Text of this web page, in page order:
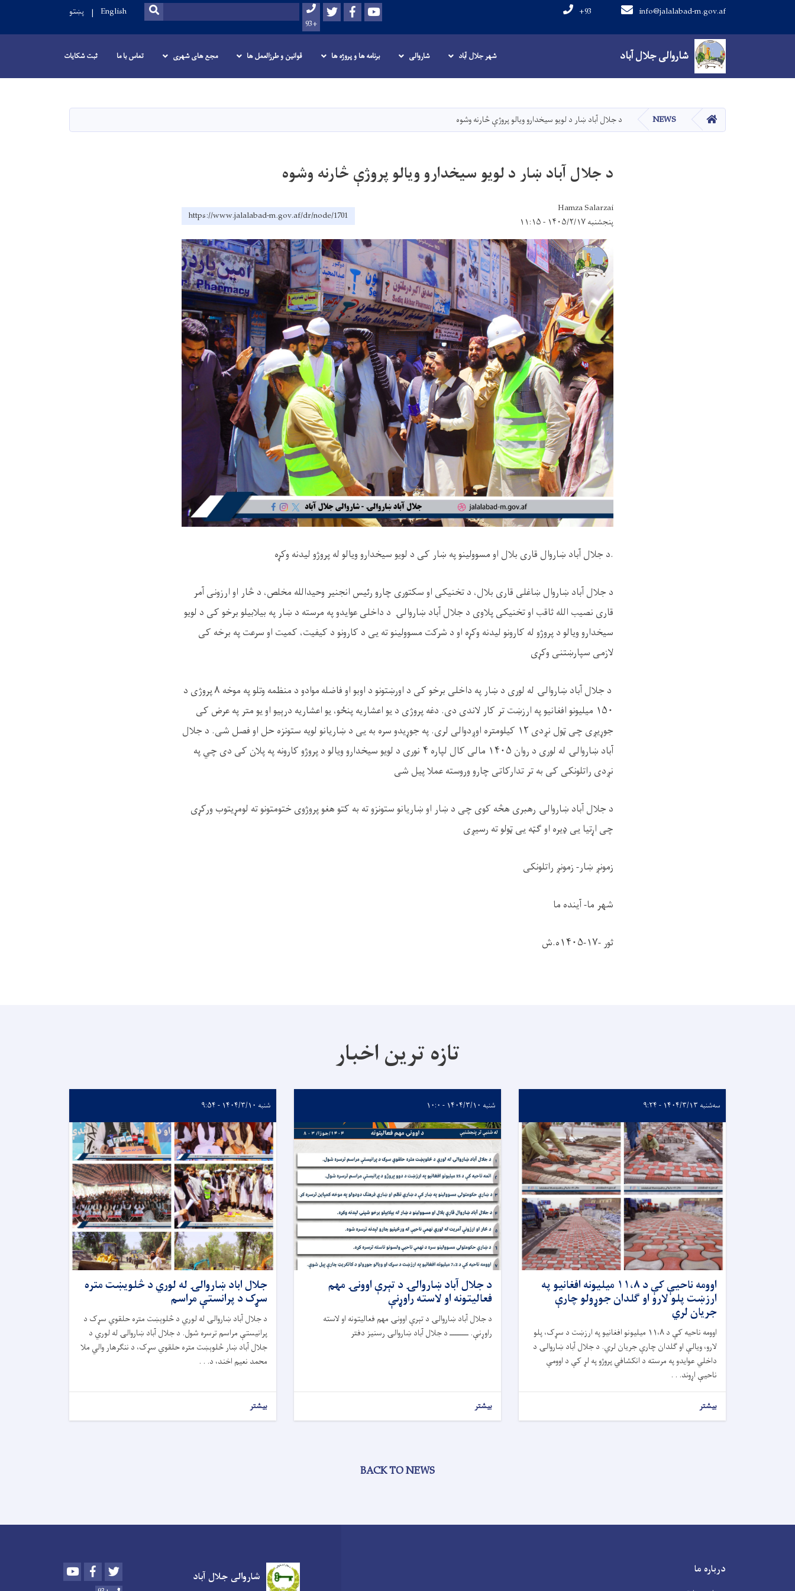
content
شاروالی جلال آباد
info@jalalabad-m.gov.af
+93
Youtube
Facebook
Twitter
+93
Search
SEARCH
English پښتو
Main navigation
شاروالی جلال آباد شهر جلال آباد شاروالی برنامه ها و پروژه ها قوانین و طرزالعمل ها مجع های شهری تماس با ما ثبت شکایات
صفحه اصلیNEWS د جلال آباد ښار د لویو سیخدارو ویالو پروژې څارنه وشوه
د جلال آباد ښار د لویو سیخدارو ویالو پروژې څارنه وشوه
Hamza Salarzai
پنجشنبه ۱۴۰۵/۲/۱۷ - ۱۱:۱۵
https://www.jalalabad-m.gov.af/dr/node/1701
.د جلال آباد ښاروال قاری بلال او مسوولینو په ښار کی د لویو سیخدارو ویالو له پروژو لیدنه وکړه
د جلال آباد ښاروال ښاغلی قاری بلال، د تخنیکی او سکتوری چارو رئیس انجنیر وحیدالله مخلص، د څار او ارزونی آمر
قاری نصیب الله ثاقب او تخنیکی پلاوی د جلال آباد ښاروالۍ د داخلی عوایدو په مرسته د ښار په بیلابیلو برخو کی د لویو
سیخدارو ویالو د پروژو له کارونو لیدنه وکړه او د شرکت مسوولینو ته یی د کارونو د کیفیت، کمیت او سرعت په برخه کی
لازمی سپارښتنی وکړی
د جلال آباد ښاروالۍ له لوری د ښار په داخلی برخو کی د اورښتونو د اوبو او فاضله موادو د منظمه وتلو په موخه ۸ پروژی د
۱۵۰ میلیونو افغانیو په ارزښت تر کار لاندی دی. دغه پروژی د یو اعشاریه پنځو، یو اعشاریه درېیو او یو متر په عرض کی
جوړیږی چی ټول نږدی ۱۲ کیلومتره اوږدوالی لری. په جوړیدو سره به یی د ښاریانو لویه ستونزه حل او فصل شی. د جلال
آباد ښاروالۍ له لوری د روان ۱۴۰۵ مالی کال لپاره ۴ نوری د لویو سیخدارو ویالو د پروژو کارونه په پلان کی دی چي په
نږدی راتلونکی کی به تر تدارکاتی چارو وروسته عملا پیل شی
د جلال آباد ښاروالۍ رهبری هڅه کوی چی د ښار او ښاریانو ستونزو ته به کتو هغو پروژوی ختومتونو ته لومړیتوب ورکړی
چی اړتیا یی ډیره او ګټه یی ټولو ته رسیږی
زمونږ ښار- زمونږ راتلونکی
شهر ما- آینده ما
ثور -۱۷-۱۴۰۵ه.ش
تازه ترین اخبار
سه‌شنبه ۱۴۰۴/۳/۱۳ - ۹:۲۴
اوومه ناحیې کې د ١١،٨ ميليونه افغانيو په
ارزښت پلو لارو او ګلدان جوړولو چارې
جریان لري
اوومه ناحیه کې د ۱۱،۸ میلیونو افغانیو په ارزښت د سړک، پلو
لارو، ویالې او ګلدان چارې جریان لري. د جلال آباد ښاروالۍ د
داخلي عوایدو په مرسته د انکشافي پروژو په لړ کې د اوومې
ناحیې اړوند. . .
بیشتر
شنبه ۱۴۰۴/۳/۱۰ - ۱۰:۰
د جلال آباد ښاروالۍ د تېرې اوونۍ مهم
فعالیتونه او لاسته راوړنې
د جلال آباد ښاروالۍ د تېرې اوونۍ مهم فعالیتونه او لاسته
راوړنې. ــــــــ د جلال آباد ښاروالۍ رسنیز دفتر
بیشتر
شنبه ۱۴۰۴/۳/۱۰ - ۹:۵۴
جلال اباد ښاروالۍ له لوري د څلويښت متره
سړک د پرانستې مراسم
د جلال آباد ښاروالۍ له لوري د څلوېښت متره حلقوي سړک د
پرانیستې مراسم ترسره شول. د جلال آباد ښاروالۍ له لوري د
جلال آباد ښار څلوېښت متره حلقوي سړک، د ننګرهار والي ملا
محمد نعیم اخند، د. . .
بیشتر
BACK TO NEWS
درباره ما شاروالی جلال آباد Youtube Facebook